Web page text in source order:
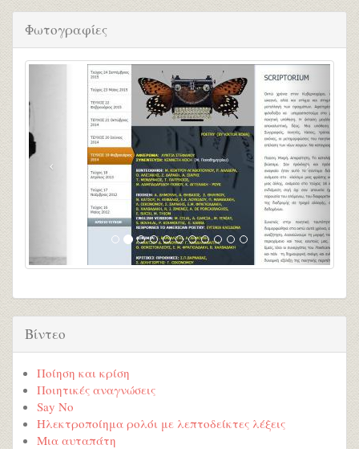
Φωτογραφίες
Βίντεο
Ποίηση και κρίση
Ποιητικές αναγνώσεις
Say No
Ηλεκτροποίημα ρολόι με λεπτοδείκτες λέξεις
Μια αυταπάτη